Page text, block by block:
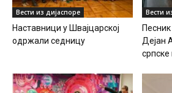
Вести из дијаспоре
Наставници у Швајцарској
одржали седницу
Вести
Дејан
српске